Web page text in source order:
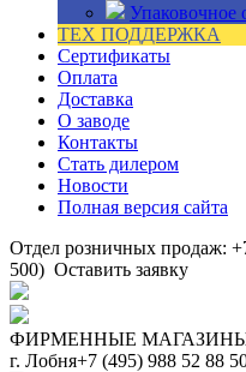
Упаковочное
ТЕХ ПОДДЕРЖКА
Сертификаты
Оплата
Доставка
О заводе
Контакты
Стать дилером
Новости
Полная версия сайта
Отдел розничных продаж:
500) Оставить заявку
ФИРМЕННЫЕ
г. Лобня+7 (495) 988 52 88